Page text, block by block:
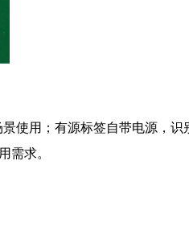
使用；有源标签自带电源，识
需求。